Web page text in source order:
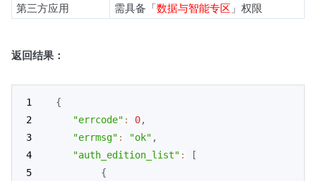
第三方应用
需具备「数据与智能专区 」权限
返回结果：
{
"errcode" : 0,
"errmsg" : "ok" ,
"auth_edition_list" :
[
{